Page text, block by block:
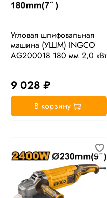
Угловая шлифовальная
машина (УШМ) INGCO
AG200018 180 мм 2,0 кВт
9 028 ₽
В корзину